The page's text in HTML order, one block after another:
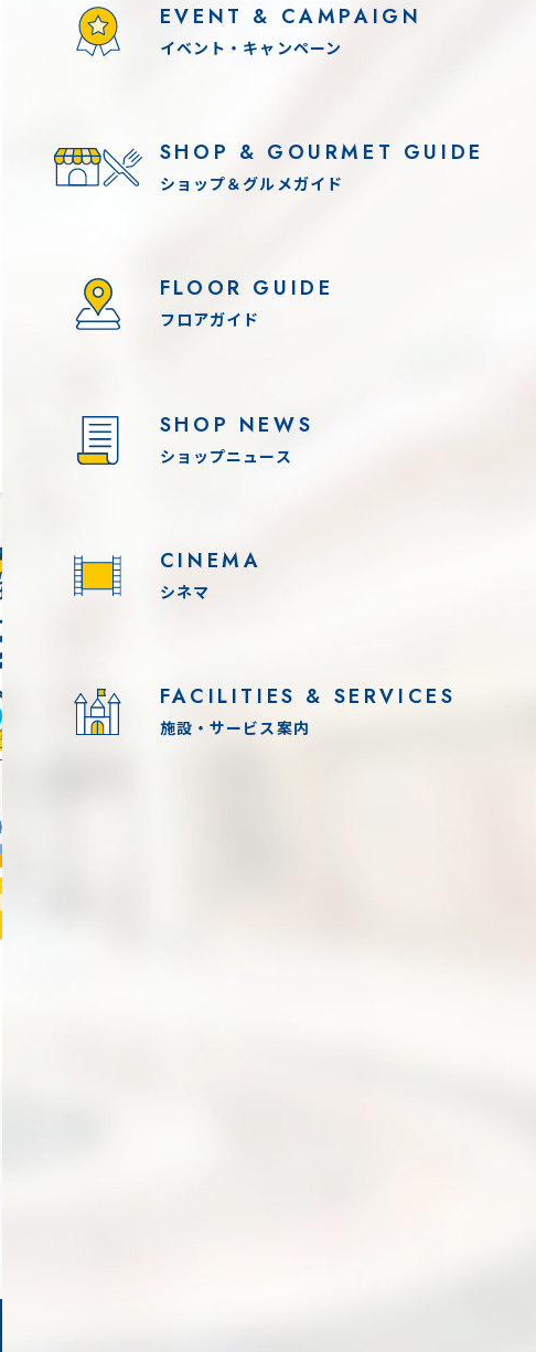
夏休み！「THE カブトムシワールド」
各種コンテンツ参加条件あり
各日 10:00-17:00（最終
EVENT & CAMPAIGN
イベント・キャンペーン
SHOP & GOURMET GUIDE
ショップ＆グルメガイド
FLOOR GUIDE
フロアガイド
SHOP NEWS
ショップニュース
CINEMA
シネマ
FACILITIES & SERVICES
施設・サービス案内